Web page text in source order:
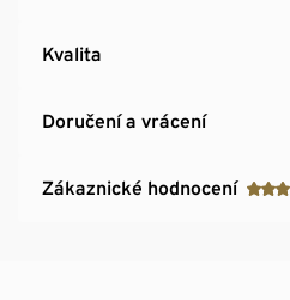
Kvalita
Doručení a vrácení
Zákaznické hodnocení